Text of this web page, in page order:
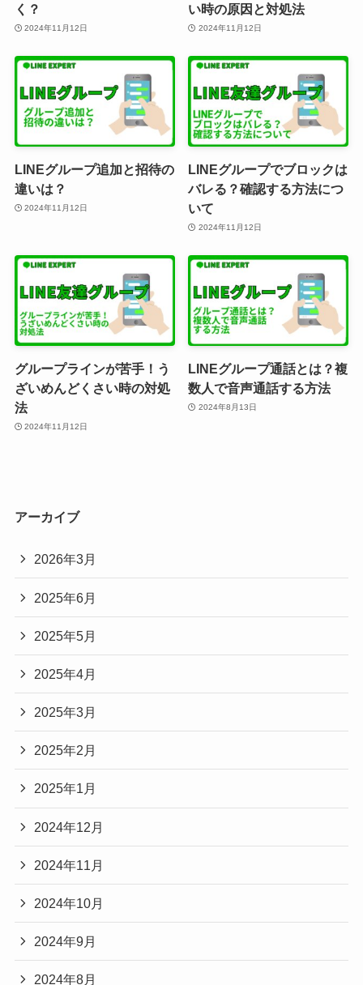
く？
2024年11月12日
い時の原因と対処法
2024年11月12日
LINEグループ追加と招待の
違いは？
2024年11月12日
LINEグループでブロックは
バレる？確認する方法につ
いて
2024年11月12日
グループラインが苦手！う
ざいめんどくさい時の対処
法
2024年11月12日
LINEグループ通話とは？複
数人で音声通話する方法
2024年8月13日
アーカイブ
2026年3月
2025年6月
2025年5月
2025年4月
2025年3月
2025年2月
2025年1月
2024年12月
2024年11月
2024年10月
2024年9月
2024年8月